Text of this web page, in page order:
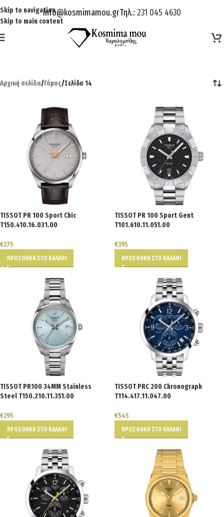
Skip to navigation
Skip to main content
Info@kosmimamou.grΤηλ.: 231 045 4630
Αρχική σελίδα/Γάμος/Σελίδα 14
TISSOT PR 100 Sport Chic
T150.410.16.031.00
€275
ΠΡΟΣΘΉΚΗ ΣΤΟ ΚΑΛΆΘΙ
TISSOT PR 100 Sport Gent
T101.610.11.051.00
€395
ΠΡΟΣΘΉΚΗ ΣΤΟ ΚΑΛΆΘΙ
TISSOT PR100 34MM Stainless
Steel T150.210.11.351.00
€295
ΠΡΟΣΘΉΚΗ ΣΤΟ ΚΑΛΆΘΙ
TISSOT PRC 200 Chronograph
T114.417.11.047.00
€545
ΠΡΟΣΘΉΚΗ ΣΤΟ ΚΑΛΆΘΙ